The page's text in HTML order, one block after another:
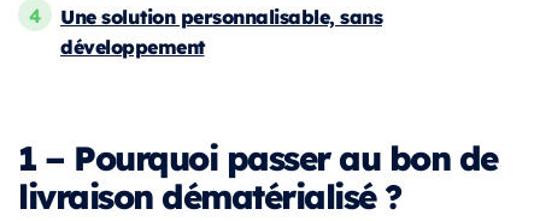
Une solution personnalisable, sans
développement
1 – Pourquoi passer au bon de
livraison dématérialisé ?